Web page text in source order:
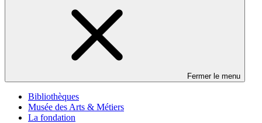
Fermer le menu
Bibliothèques
Musée des Arts & Métiers
La fondation